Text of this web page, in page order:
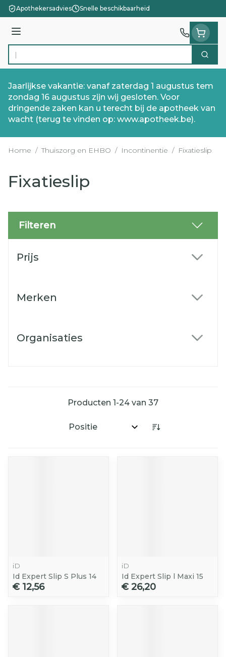
Ga naar de inhoud
Apothekersadvies Snelle beschikbaarheid
Menu
Product, merk, categorie... Zoek
Jaarlijkse vakantie: vanaf zaterdag 1 augustus tem
zondag 16 augustus zijn wij gesloten. Voor
dringende zaken kan u terecht bij de apotheek van
wacht (terug te vinden op: www.apotheek.be).
Home / Thuiszorg en EHBO / Incontinentie / Fixatieslip
Fixatieslip
Filteren
Prijs
Merken
Organisaties
Producten 1-24 van 37
Sorteer op:
iD
Id Expert Slip S Plus 14
€ 12,56
iD
Id Expert Slip l Maxi 15
€ 26,20